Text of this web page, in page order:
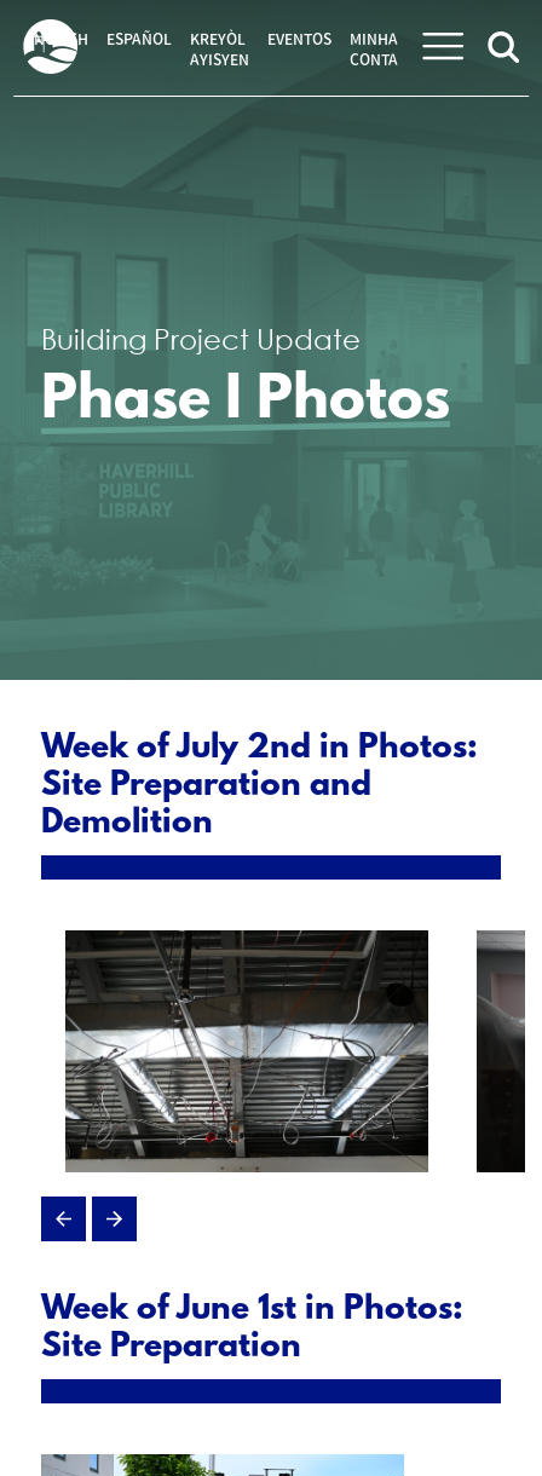
para
conteúdo
ENGLISH ESPAÑOL
KREYÒL
AYISYEN
EVENTOS
MINHA
CONTA
Building Project Update
Phase I Photos
Week of July 2nd in Photos:
Site Preparation and
Demolition
Week of June 1st in Photos:
Site Preparation